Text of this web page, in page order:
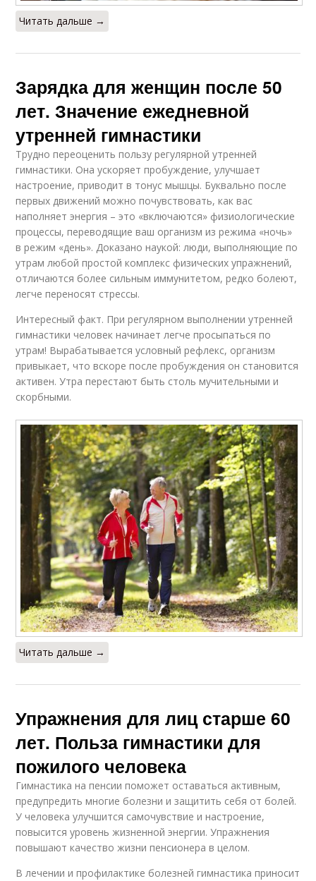
Читать дальше →
Зарядка для женщин после 50
лет. Значение ежедневной
утренней гимнастики
Трудно переоценить пользу регулярной утренней
гимнастики. Она ускоряет пробуждение, улучшает
настроение, приводит в тонус мышцы. Буквально после
первых движений можно почувствовать, как вас
наполняет энергия – это «включаются» физиологические
процессы, переводящие ваш организм из режима «ночь»
в режим «день». Доказано наукой: люди, выполняющие по
утрам любой простой комплекс физических упражнений,
отличаются более сильным иммунитетом, редко болеют,
легче переносят стрессы.
Интересный факт. При регулярном выполнении утренней
гимнастики человек начинает легче просыпаться по
утрам! Вырабатывается условный рефлекс, организм
привыкает, что вскоре после пробуждения он становится
активен. Утра перестают быть столь мучительными и
скорбными.
Читать дальше →
Упражнения для лиц старше 60
лет. Польза гимнастики для
пожилого человека
Гимнастика на пенсии поможет оставаться активным,
предупредить многие болезни и защитить себя от болей.
У человека улучшится самочувствие и настроение,
повысится уровень жизненной энергии. Упражнения
повышают качество жизни пенсионера в целом.
В лечении и профилактике болезней гимнастика приносит